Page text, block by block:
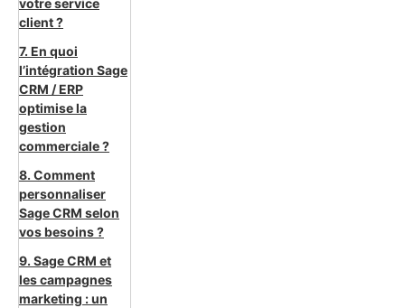
votre service
client ?
7. En quoi
l’intégration Sage
CRM / ERP
optimise la
gestion
commerciale ?
8. Comment
personnaliser
Sage CRM selon
vos besoins ?
9. Sage CRM et
les campagnes
marketing : un